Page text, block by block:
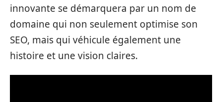
innovante se démarquera par un nom de
domaine qui non seulement optimise son
SEO, mais qui véhicule également une
histoire et une vision claires.